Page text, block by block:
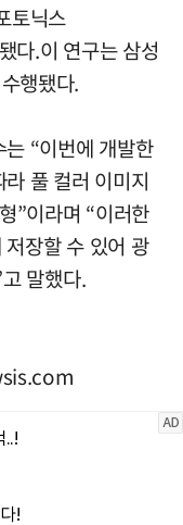
토닉스
다.이 연구는 삼성
행됐다.
“이번에 개발한
풀 컬러 이미지
”이라며 “이러한
장할 수 있어 광
말했다.